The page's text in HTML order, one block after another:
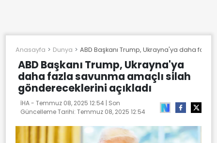
Anasayfa Dunya ABD Başkanı Trump, Ukrayna'ya daha
ABD Başkanı Trump, Ukrayna'ya
daha fazla savunma amaçlı silah
göndereceklerini açıkladı
İHA - Temmuz 08, 2025 12:54 | Son
Güncelleme Tarihi: Temmuz 08, 2025 12:54